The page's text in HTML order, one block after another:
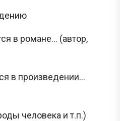
в романе… (автор,
в произведении…
человека и т.п.)